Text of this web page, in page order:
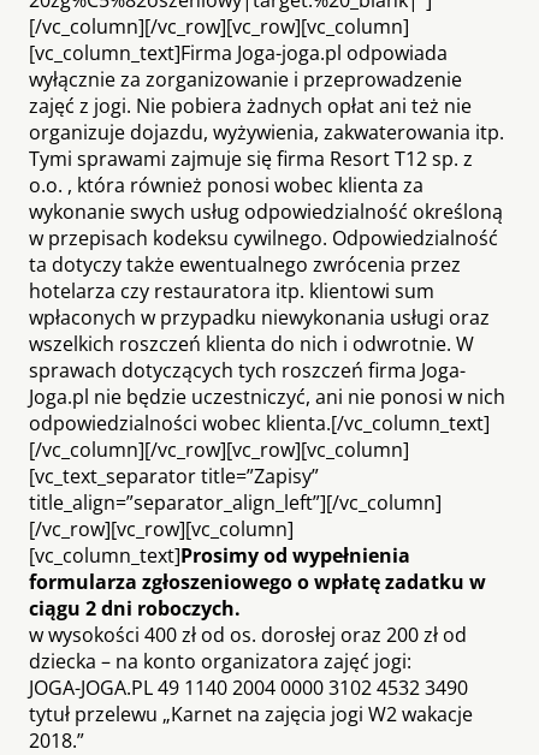
[/vc_column][/vc_row][vc_row][vc_column]
[vc_column_text]Firma Joga-joga.pl odpowiada
wyłącznie za zorganizowanie i przeprowadzenie
zajęć z jogi. Nie pobiera żadnych opłat ani też nie
organizuje dojazdu, wyżywienia, zakwaterowania itp.
Tymi sprawami zajmuje się firma Resort T12 sp. z
o.o. , która również ponosi wobec klienta za
wykonanie swych usług odpowiedzialność określoną
w przepisach kodeksu cywilnego. Odpowiedzialność
ta dotyczy także ewentualnego zwrócenia przez
hotelarza czy restauratora itp. klientowi sum
wpłaconych w przypadku niewykonania usługi oraz
wszelkich roszczeń klienta do nich i odwrotnie. W
sprawach dotyczących tych roszczeń firma Joga-
Joga.pl nie będzie uczestniczyć, ani nie ponosi w nich
odpowiedzialności wobec klienta.[/vc_column_text]
[/vc_column][/vc_row][vc_row][vc_column]
[vc_text_separator title=”Zapisy”
title_align=”separator_align_left”][/vc_column]
[/vc_row][vc_row][vc_column]
[vc_column_text]Prosimy od wypełnienia
formularza zgłoszeniowego o wpłatę zadatku w
ciągu 2 dni roboczych.
w wysokości 400 zł od os. dorosłej oraz 200 zł od
dziecka – na konto organizatora zajęć jogi:
JOGA-JOGA.PL 49 1140 2004 0000 3102 4532 3490
tytuł przelewu „Karnet na zajęcia jogi W2 wakacje
2018.”